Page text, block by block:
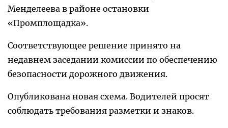
Менделеева в районе остановки
«Промплощадка».
Соответствующее решение принято на
недавнем заседании комиссии по обеспечению
безопасности дорожного движения.
Опубликована новая схема. Водителей просят
соблюдать требования разметки и знаков.